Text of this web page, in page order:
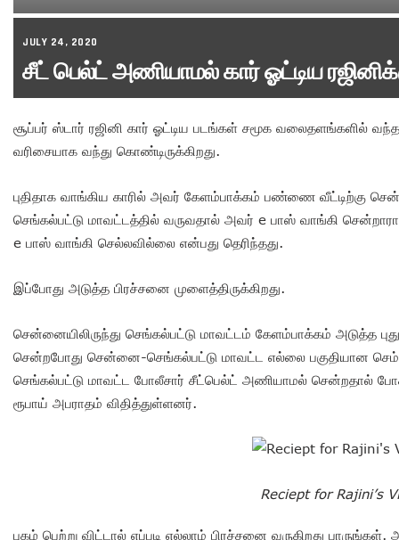
JULY 24, 2020
சீட் பெல்ட் அணியாமல் கார் ஓட்டிய
சூப்பர் ஸ்டார் ரஜினி கார் ஓட்டிய படங்கள் சமூக வலைதளங்களில்
வரிசையாக வந்து கொண்டிருக்கிறது.
புதிதாக வாங்கிய காரில் அவர் கேளம்பாக்கம் பண்ணை வீட்டிற்கு
செங்கல்பட்டு மாவட்டத்தில் வருவதால் அவர் e பாஸ் வாங்கி
e பாஸ் வாங்கி செல்லவில்லை என்பது தெரிந்தது.
இப்போது அடுத்த பிரச்சனை முளைத்திருக்கிறது.
சென்னையிலிருந்து செங்கல்பட்டு மாவட்டம் கேளம்பாக்கம் அடுத்த
சென்றபோது சென்னை-செங்கல்பட்டு மாவட்ட எல்லை பகுதியான
செங்கல்பட்டு மாவட்ட போலீசார் சீட்பெல்ட் அணியாமல் சென்றதால்
ரூபாய் அபராதம் விதித்துள்ளனர்.
Reciept for Rajini’s
புகழ் பெற்று விட்டால் எப்படி எல்லாம் பிரச்சனை வருகிறது